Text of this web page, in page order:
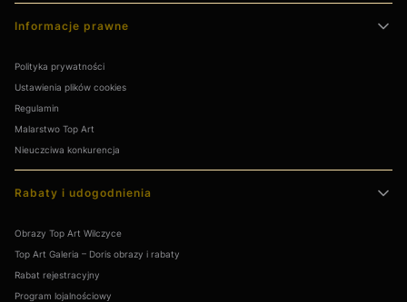
Jak zabezpieczana jest przesyłka z kruchą porcelaną kupioną
online?
Stosujemy system „podwójnego boxu” i specjalistyczne
wypełniacze amortyzujące. Każdy obiekt kupiony w naszym
antykwariacie online jest ubezpieczony, co gwarantuje pełne
bezpieczeństwo dostawy do rąk kolekcjonera.
© 2026 Top Art Galeria Sztuki. Wszystkie prawa zastrzeżone.
Linki w stopce
Informacje prawne
Polityka prywatności
Ustawienia plików cookies
Regulamin
Malarstwo Top Art
Nieuczciwa konkurencja
Rabaty i udogodnienia
Obrazy Top Art Wilczyce
Top Art Galeria – Doris obrazy i rabaty
Rabat rejestracyjny
Program lojalnościowy